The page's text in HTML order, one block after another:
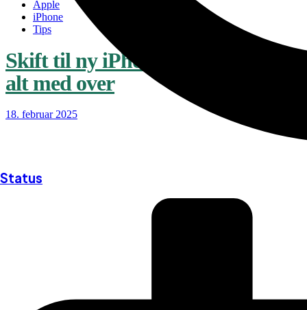
Status
Apple
iPhone
Tips
Skift til ny iPhone? Sådan får du
alt med over
18. februar 2025